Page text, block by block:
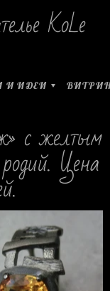
KoLe
И ИДЕИ
с желтым
Цена